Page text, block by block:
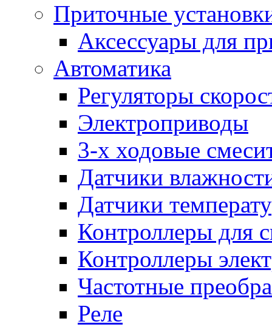
Приточные
Аксессуары для
Автоматика
Регуляторы
Электроприводы
3-х ходовые
Датчики
Датчики
Контроллеры для
Контроллеры
Частотные
Реле